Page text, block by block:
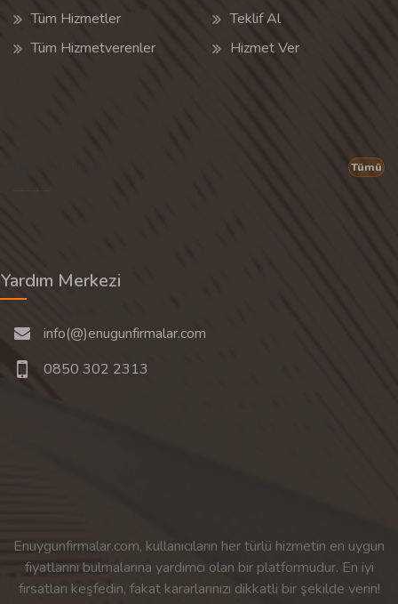
Tüm Hizmetler
Tüm Hizmetverenler
Teklif Al
Hizmet Ver
Tümü
Yardım Merkezi
info(@)enugunfirmalar.com
0850 302 2313
Enuygunfirmalar.com, kullanıcıların her türlü hizmetin en uygun
fiyatlarını bulmalarına yardımcı olan bir platformudur. En iyi
fırsatları keşfedin, fakat kararlarınızı dikkatli bir şekilde verin!